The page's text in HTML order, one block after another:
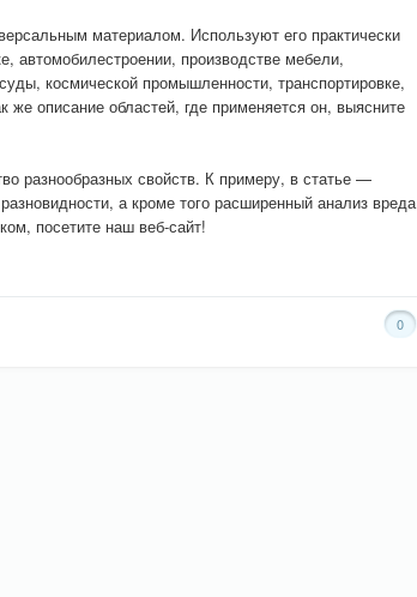
материалом. Используют его практически
автомобилестроении, производстве мебели,
космической промышленности, транспортировке,
описание областей, где применяется он, выясните
разнообразных свойств. К примеру, в статье —
а кроме того расширенный анализ вреда
посетите наш веб-сайт!
0